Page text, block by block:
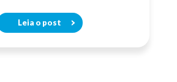
Leia o post